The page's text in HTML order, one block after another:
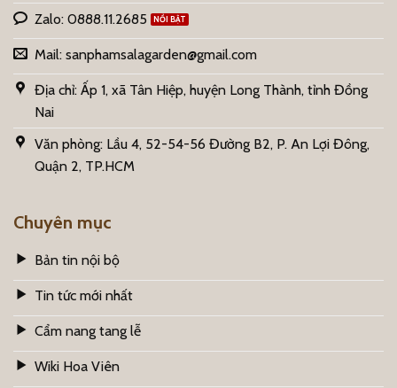
Zalo: 0888.11.2685
Mail: sanphamsalagarden@gmail.com
Địa chỉ: Ấp 1, xã Tân Hiệp, huyện Long Thành, tỉnh Đồng
Nai
Văn phòng: Lầu 4, 52-54-56 Đường B2, P. An Lợi Đông,
Quận 2, TP.HCM
Chuyên mục
Bản tin nội bộ
Tin tức mới nhất
Cẩm nang tang lễ
Wiki Hoa Viên